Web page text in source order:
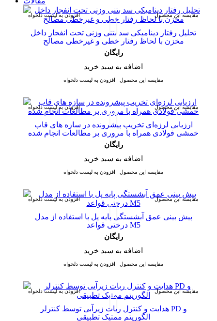
افزودن به لیست دلخواه مقایسه این محصول
تحلیل رفتار دینامیکی سد بتنی وزنی تحت انفجار داخل
مخزن با لحاظ رفتار خطی و غیرخطی مصالح
رایگان
اضافه به سبد خرید
افزودن به لیست دلخواه مقایسه این محصول
افزودن به لیست دلخواه مقایسه این محصول
ارزیابی لرزه‌ای تخریب پیشرونده در سازه های قاب
خمشی فولادی همراه با مروری بر مطالعات انجام شده
رایگان
اضافه به سبد خرید
افزودن به لیست دلخواه مقایسه این محصول
افزودن به لیست دلخواه مقایسه این محصول
پیش بینی عمق آبشستگی پایه پل با استفاده از مدل
درختی قواعد M5
رایگان
اضافه به سبد خرید
افزودن به لیست دلخواه مقایسه این محصول
افزودن به لیست دلخواه مقایسه این محصول
هدایت و کنترل ربات زیرآبی توسط کنترلر PD و
الگوریتم ممتیک تطبیقی